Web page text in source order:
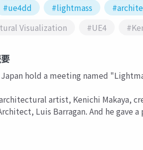
#ue4dd #lightmass
Visualization
#UE4
Japan hold a meeting named
artist, Kenichi Makaya,
Luis Barragan. And he gave